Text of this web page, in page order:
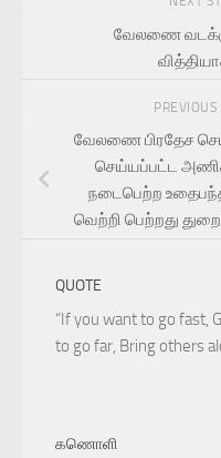
வேலணை
PREVIOUS
வேலணை பிரதேச
செய்யப்பட்ட
நடைபெற்ற
வெற்றி பெற்றது
QUOTE
“If you want to go fast,
to go far, Bring others
கணொளி